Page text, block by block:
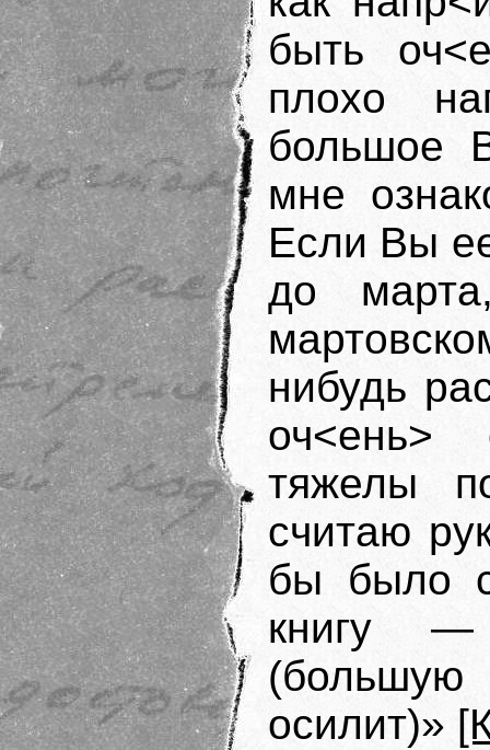
быть
плохо
большое
мне
Если Вы
до
нибудь
оч<ень>
тяжелы
считаю
бы было
книгу —
осилит)»